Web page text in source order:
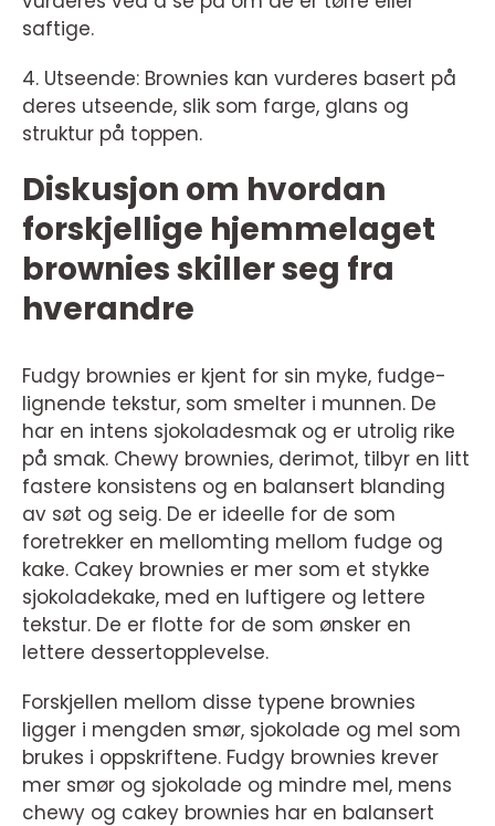
saftige.
4. Utseende: Brownies kan vurderes basert på
deres utseende, slik som farge, glans og
struktur på toppen.
Diskusjon om hvordan
forskjellige hjemmelaget
brownies skiller seg fra
hverandre
Fudgy brownies er kjent for sin myke, fudge-
lignende tekstur, som smelter i munnen. De
har en intens sjokoladesmak og er utrolig rike
på smak. Chewy brownies, derimot, tilbyr en litt
fastere konsistens og en balansert blanding
av søt og seig. De er ideelle for de som
foretrekker en mellomting mellom fudge og
kake. Cakey brownies er mer som et stykke
sjokoladekake, med en luftigere og lettere
tekstur. De er flotte for de som ønsker en
lettere dessertopplevelse.
Forskjellen mellom disse typene brownies
ligger i mengden smør, sjokolade og mel som
brukes i oppskriftene. Fudgy brownies krever
mer smør og sjokolade og mindre mel, mens
chewy og cakey brownies har en balansert